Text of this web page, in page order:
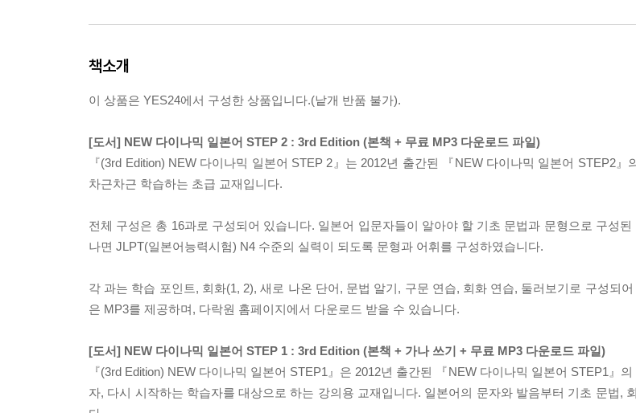
책소개
이 상품은 YES24에서 구성한 상품입니다.(낱개 반품 불가).
[도서] NEW 다이나믹 일본어 STEP 2 : 3rd Edition (본책 + 무료 MP3 다운로드 파일)
『(3rd Edition) NEW 다이나믹 일본어 STEP 2』는 2012년 출간된 『NEW 다이나믹 일본어 STEP2
차근차근 학습하는 초급 교재입니다.
전체 구성은 총 16과로 구성되어 있습니다. 일본어 입문자들이 알아야 할 기초 문법과 문형으로 구성
나면 JLPT(일본어능력시험) N4 수준의 실력이 되도록 문형과 어휘를 구성하였습니다.
각 과는 학습 포인트, 회화(1, 2), 새로 나온 단어, 문법 알기, 구문 연습, 회화 연습, 둘러보기로 구성되
은 MP3를 제공하며, 다락원 홈페이지에서 다운로드 받을 수 있습니다.
[도서] NEW 다이나믹 일본어 STEP 1 : 3rd Edition (본책 + 가나 쓰기 + 무료 MP3 다운로드 파일)
『(3rd Edition) NEW 다이나믹 일본어 STEP1』은 2012년 출간된 『NEW 다이나믹 일본어 STEP1』
자, 다시 시작하는 학습자를 대상으로 하는 강의용 교재입니다. 일본어의 문자와 발음부터 기초 문법,